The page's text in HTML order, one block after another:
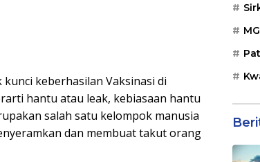
kunci keberhasilan Vaksinasi di
hantu atau leak, kebiasaan hantu
salah satu kelompok manusia
dan membuat takut orang